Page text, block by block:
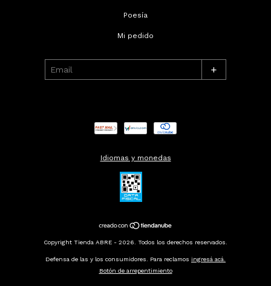
Poesía
Mi pedido
+
Idiomas y monedas
Copyright Tienda ABRE - 2026. Todos los derechos reservados.
Defensa de las y los consumidores. Para reclamos ingresá acá.
Botón de arrepentimiento